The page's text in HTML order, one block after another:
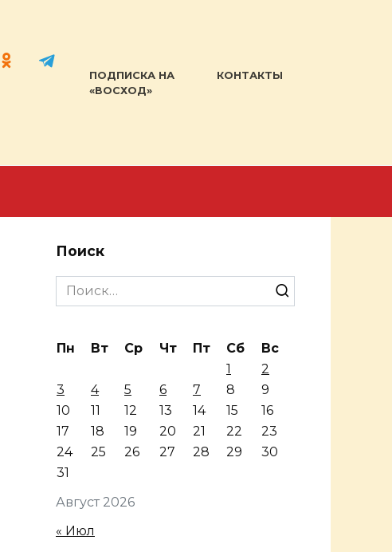
ПОДПИСКА НА
«ВОСХОД»
КОНТАКТЫ
Поиск
Search
for:
Август 2026
Пн Вт Ср Чт Пт Сб
Вс
1
2
3
4 5 6 7 8
9
10
11 12 13 14 15
16
17
18 19 20 21 22
23
24
25 26 27 28 29
30
31
« Июл